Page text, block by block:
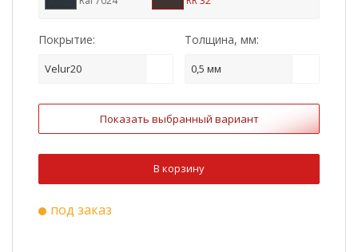
RR 29 Ral 1015
Ral 3009 Ral 5005
Ral 9003 Ral 6020
Ral 8022
Покрытие:
Velur20
Толщина, мм:
0,5 мм
Показать выбранный вариант
В корзину
под заказ